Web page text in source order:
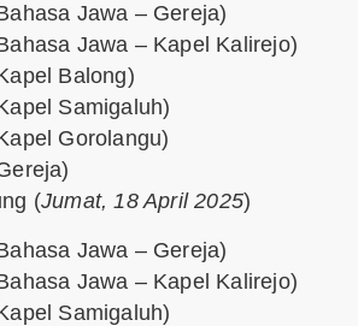
Jawa – Gereja)
Jawa – Kapel Kalirejo)
Balong)
Samigaluh)
Gorolangu)
(Jumat, 18 April 2025)
Jawa – Gereja)
Jawa – Kapel Kalirejo)
Samigaluh)